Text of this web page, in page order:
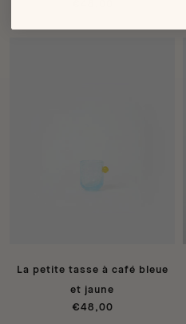
La petite tasse à café bleue
et jaune
€48,00